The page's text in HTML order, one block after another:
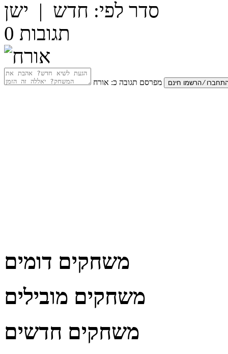
סדר לפי: חדש | ישן
0 תגובות
מפרסם תגובה כ: אורח
משחקים דומים
משחקים מובילים
משחקים חדשים